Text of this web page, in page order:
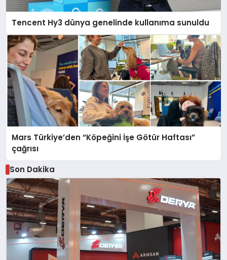
Tencent Hy3 dünya genelinde kullanıma sunuldu
Mars Türkiye’den “Köpeğini İşe Götür Haftası”
çağrısı
Son Dakika